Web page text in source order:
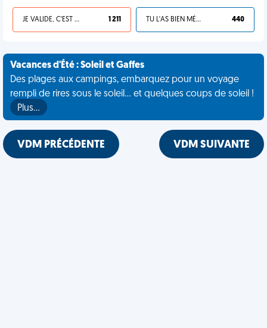
JE VALIDE, C'EST UNE VDM 1 211 TU L'AS BIEN MÉRITÉ 440
Vacances d'Été : Soleil et Gaffes
Des plages aux campings, embarquez pour un voyage
rempli de rires sous le soleil... et quelques coups de soleil !
Plus…
VDM PRÉCÉDENTE VDM SUIVANTE